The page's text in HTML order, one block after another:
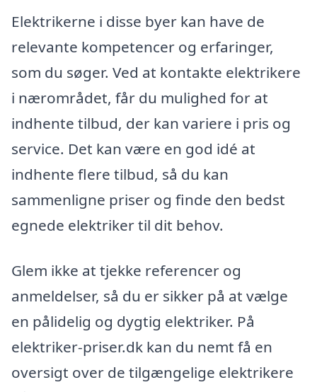
Elektrikerne i disse byer kan have de
relevante kompetencer og erfaringer,
som du søger. Ved at kontakte elektrikere
i nærområdet, får du mulighed for at
indhente tilbud, der kan variere i pris og
service. Det kan være en god idé at
indhente flere tilbud, så du kan
sammenligne priser og finde den bedst
egnede elektriker til dit behov.
Glem ikke at tjekke referencer og
anmeldelser, så du er sikker på at vælge
en pålidelig og dygtig elektriker. På
elektriker-priser.dk kan du nemt få en
oversigt over de tilgængelige elektrikere